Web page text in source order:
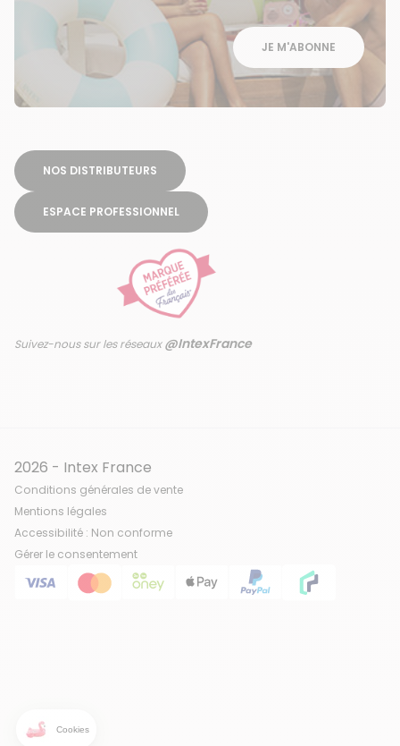
JE M'ABONNE
NOS DISTRIBUTEURS
ESPACE PROFESSIONNEL
Suivez-nous sur les réseaux@IntexFrance
2026 - Intex France
Conditions générales de vente
Mentions légales
Accessibilité : Non conforme
Gérer le consentement